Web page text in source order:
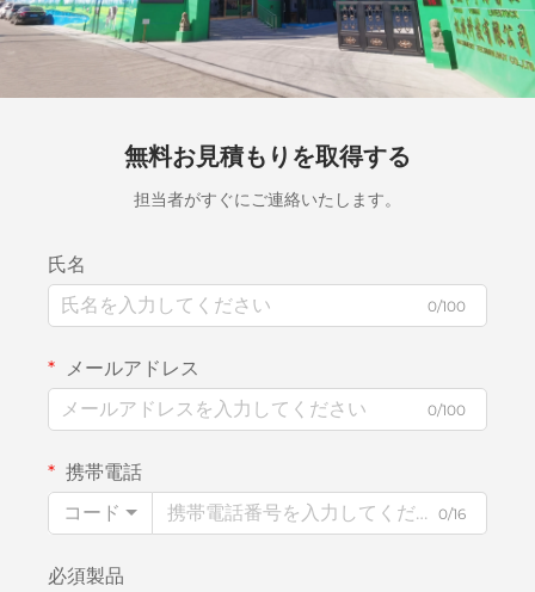
無料お見積もりを取得する
担当者がすぐにご連絡いたします。
氏名
0/100
メールアドレス
0/100
携帯電話
コード
0/16
必須製品